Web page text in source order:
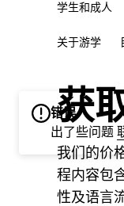
学生和成人
关于游学
获
我们的价
程内容包
性及语言
错误
出了些问题